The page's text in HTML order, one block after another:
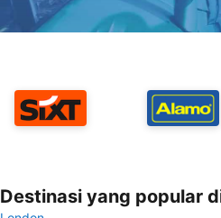
Destinasi yang popular